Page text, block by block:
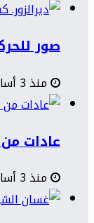
صور للحركة
منذ 3 أسابيع
عادات
منذ 3 أسابيع